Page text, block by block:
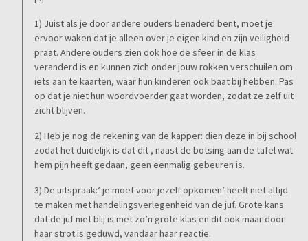
1) Juist als je door andere ouders benaderd bent, moet je
ervoor waken dat je alleen over je eigen kind en zijn veiligheid
praat. Andere ouders zien ook hoe de sfeer in de klas
veranderd is en kunnen zich onder jouw rokken verschuilen om
iets aan te kaarten, waar hun kinderen ook baat bij hebben. Pas
op dat je niet hun woordvoerder gaat worden, zodat ze zelf uit
zicht blijven.
2) Heb je nog de rekening van de kapper: dien deze in bij school
zodat het duidelijk is dat dit , naast de botsing aan de tafel wat
hem pijn heeft gedaan, geen eenmalig gebeuren is.
3) De uitspraak:’ je moet voor jezelf opkomen’ heeft niet altijd
te maken met handelingsverlegenheid van de juf. Grote kans
dat de juf niet blij is met zo’n grote klas en dit ook maar door
haar strot is geduwd, vandaar haar reactie.